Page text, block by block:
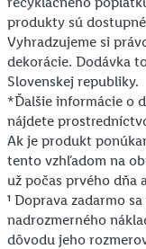
produkty sú
Vyhradzujeme si
dekorácie. Dodávka
Slovenskej republiky.
*Ďalšie informácie o
nájdete
Ak je produkt
tento vzhľadom na
už počas prvého dňa
¹ Doprava zadarmo
nadrozmerného
dôvodu jeho